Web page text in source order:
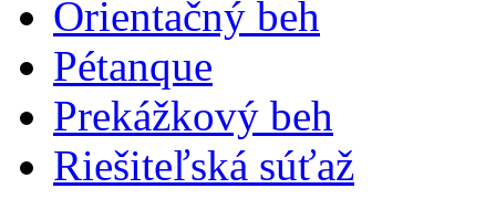
Orientačný beh
Pétanque
Prekážkový beh
Riešiteľská súťaž